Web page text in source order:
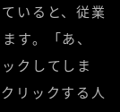
いると、従業
す。「あ、
クしてしま
リックする人